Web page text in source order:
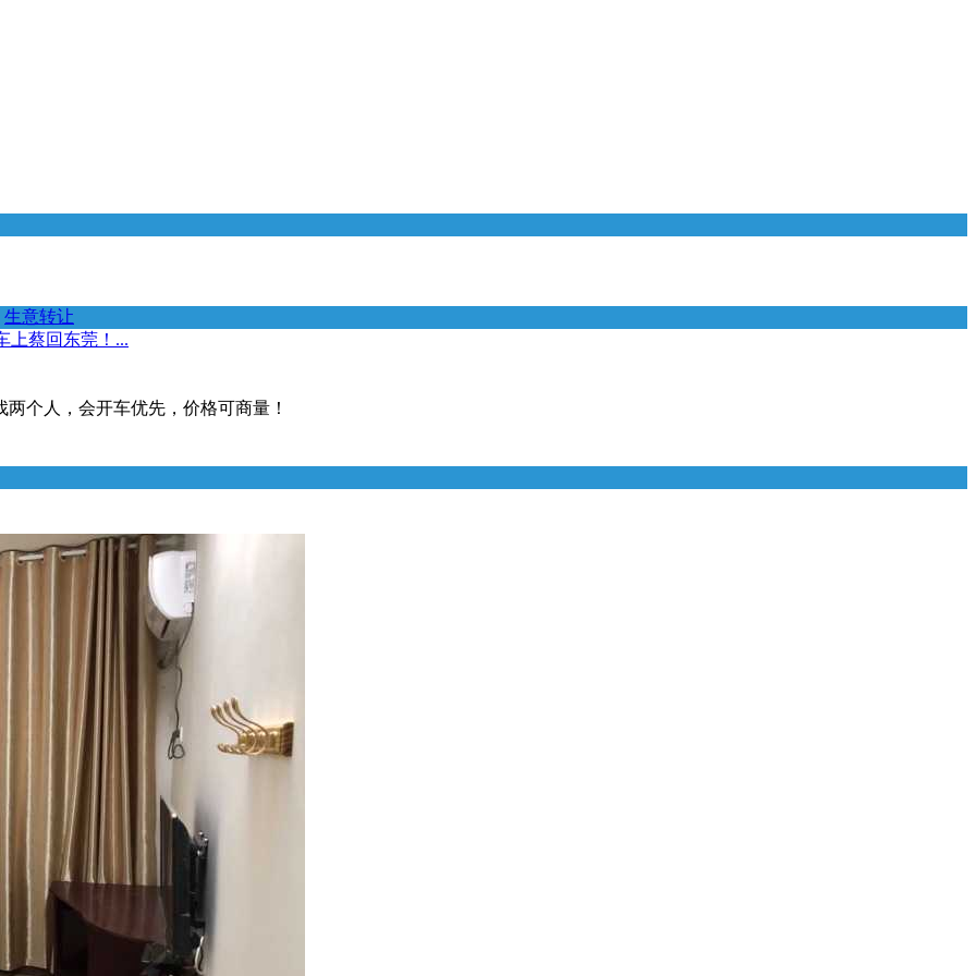
生意转让
上蔡回东莞！...
个人，会开车优先，价格可商量！